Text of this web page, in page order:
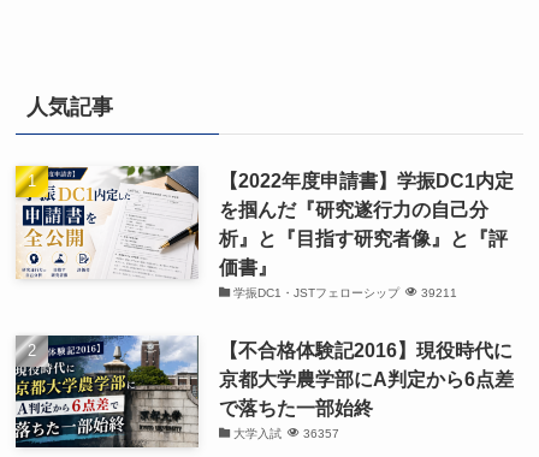
人気記事
【2022年度申請書】学振DC1内定
を掴んだ『研究遂行力の自己分
析』と『目指す研究者像』と『評
価書』
学振DC1・JSTフェローシップ 39211
【不合格体験記2016】現役時代に
京都大学農学部にA判定から6点差
で落ちた一部始終
大学入試 36357